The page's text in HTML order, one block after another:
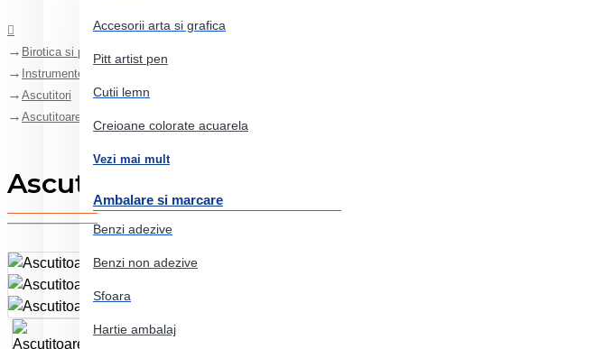
Accesorii arta si grafica
Pitt artist pen
Cutii lemn
Creioane colorate acuarela
Vezi mai mult
Ambalare si marcare
Benzi adezive
Benzi non adezive
Sfoara
Hartie ambalaj
Birotica si papetarie
Instrumente de scris
Ascutitori
Ascutitoare cu radiera buburuza faber-castell
Ascutitoare cu radiera buburuza faber-castell